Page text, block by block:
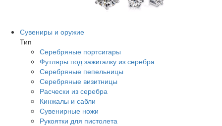
Сувениры и оружие
Тип
Серебряные портсигары
Футляры под зажигалку из серебра
Серебряные пепельницы
Серебряные визитницы
Расчески из серебра
Кинжалы и сабли
Сувенирные ножи
Рукоятки для пистолета